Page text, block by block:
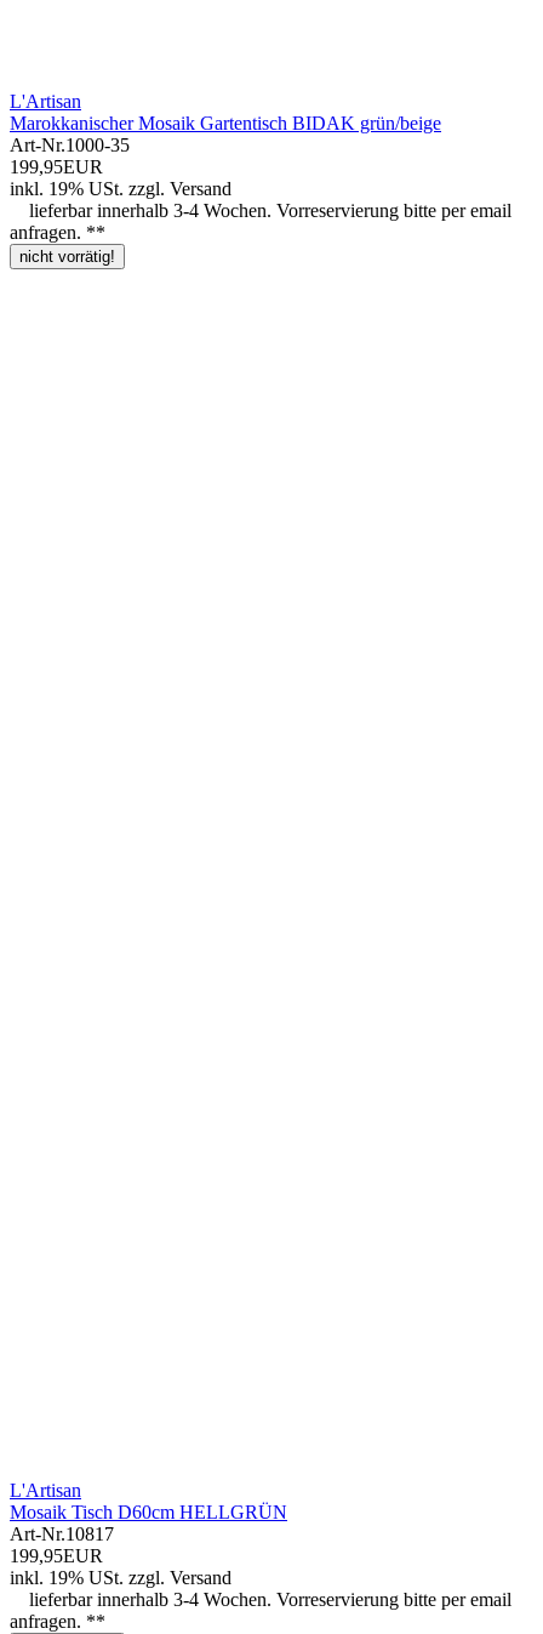
L'Artisan
Marokkanischer Mosaik Gartentisch BIDAK grün/beige
Art-Nr.1000-35
199,95EUR
inkl. 19% USt. zzgl. Versand
lieferbar innerhalb 3-4 Wochen. Vorreservierung bitte per email
anfragen. **
nicht vorrätig!
L'Artisan
Mosaik Tisch D60cm HELLGRÜN
Art-Nr.10817
199,95EUR
inkl. 19% USt. zzgl. Versand
lieferbar innerhalb 3-4 Wochen. Vorreservierung bitte per email
anfragen. **